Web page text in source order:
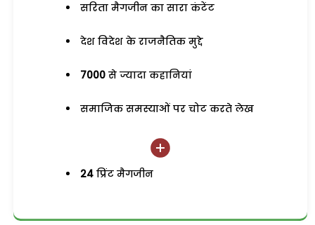
सरिता मैगजीन का सारा कंटेंट
देश विदेश के राजनैतिक मुद्दे
7000 से ज्यादा कहानियां
समाजिक समस्याओं पर चोट करते लेख
24 प्रिंट मैगजीन